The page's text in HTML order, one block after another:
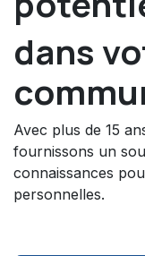
dans
Avec plus de 15
fournissons un
connaissances
personnelles.